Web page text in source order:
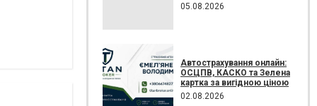
05.08.2026
Автострахування онлайн:
ОСЦПВ, КАСКО та Зелена
картка за вигідною ціною
02.08.2026